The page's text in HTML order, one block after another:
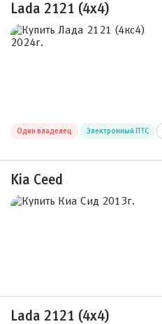
Lada 2121 (4x4)
Один владелец Электронный ПТС
Kia Ceed
Lada 2121 (4x4)